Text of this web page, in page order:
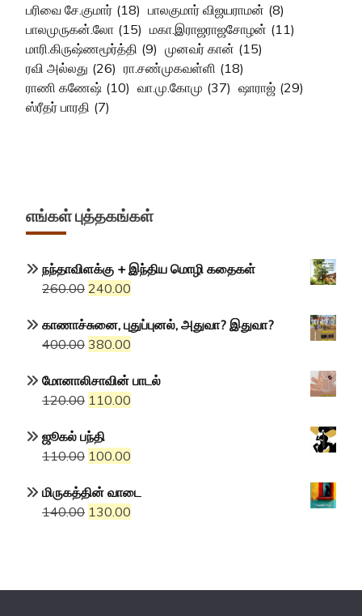
பரிவை சே.குமார் (18) பாலகுமார் விஜயராமன் (8)
பாலமுருகன்.லோ (15) மகா.இராஜராஜசோழன் (11)
மாரி.கிருஷ்ணமூர்த்தி (9) முனவர் கான் (15)
ரவி அல்லது (26) ரா.சண்முகவள்ளி (18)
ராணி கணேஷ் (10) வா.மு.கோமு (37) ஷாராஜ் (29)
ஸ்ரீதர் பாரதி (7)
எங்கள் புத்தகங்கள்
நந்தாவிளக்கு + இந்திய மொழி கதைகள்
260.00 Original
was:
₹260.00.
240.00
is:
காணாச்சுனை, புதுப்புனல், அதுவா? இதுவா?
400.00 Original
was:
₹400.00.
380.00
is:
மோனாலிசாவின் பாடல்
120.00 Original
was:
₹120.00.
110.00
ஜூகல் பந்தி
110.00 Original
was:
₹110.00.
100.00
is:
மிருகத்தின் வாடை
140.00 Original
130.00